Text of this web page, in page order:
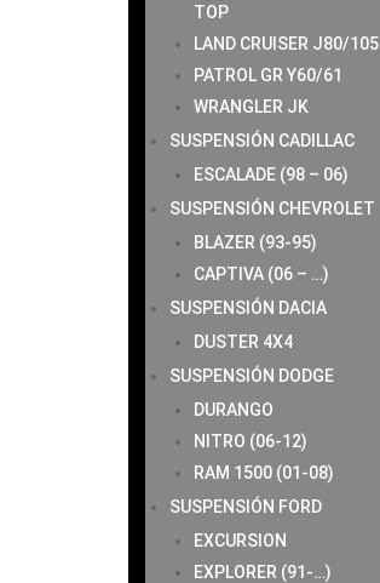
TOP
LAND CRUISER J80/105
PATROL GR Y60/61
WRANGLER JK
SUSPENSIÓN CADILLAC
ESCALADE (98 – 06)
SUSPENSIÓN CHEVROLET
BLAZER (93-95)
CAPTIVA (06 – …)
SUSPENSIÓN DACIA
DUSTER 4X4
SUSPENSIÓN DODGE
DURANGO
NITRO (06-12)
RAM 1500 (01-08)
SUSPENSIÓN FORD
EXCURSION
EXPLORER (91-…)